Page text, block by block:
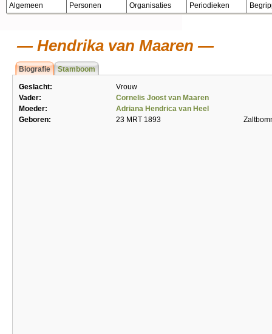
Algemeen Personen Organisaties Periodieken
Hendrika van Maaren
Biografie Stamboom
Geslacht:
Vrouw
Vader:
Cornelis Joost van Maaren
Moeder:
Adriana Hendrica van Heel
Geboren:
23 MRT 1893